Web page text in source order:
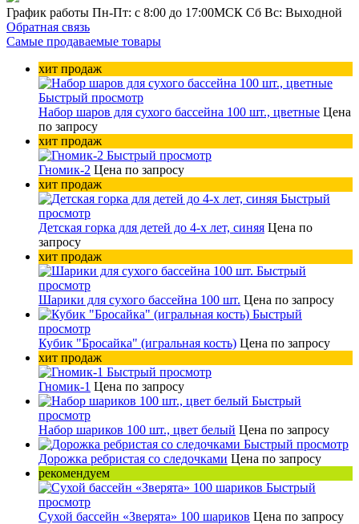
График работы Пн-Пт: с 8:00 до 17:00МСК Сб Вс: Выходной
Обратная связь
Самые продаваемые товары
хит продаж
Быстрый просмотр
Набор шаров для сухого бассейна 100 шт., цветные Цена
по запросу
хит продаж
Быстрый просмотр
Гномик-2 Цена по запросу
хит продаж
Быстрый
просмотр
Детская горка для детей до 4-х лет, синяя Цена по
запросу
хит продаж
Быстрый
просмотр
Шарики для сухого бассейна 100 шт. Цена по запросу
Быстрый
просмотр
Кубик "Бросайка" (игральная кость) Цена по запросу
хит продаж
Быстрый просмотр
Гномик-1 Цена по запросу
Быстрый
просмотр
Набор шариков 100 шт., цвет белый Цена по запросу
Быстрый просмотр
Дорожка ребристая со следочками Цена по запросу
рекомендуем
Быстрый
просмотр
Сухой бассейн «Зверята» 100 шариков Цена по запросу